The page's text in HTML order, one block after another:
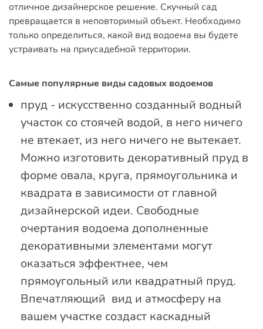
отличное дизайнерское решение. Скучный сад
превращается в неповторимый объект. Необходимо
только определиться, какой вид водоема вы будете
устраивать на приусадебной территории.
Самые популярные виды садовых водоемов
пруд - искусственно созданный водный
участок со стоячей водой, в него ничего
не втекает, из него ничего не вытекает.
Можно изготовить декоративный пруд в
форме овала, круга, прямоугольника и
квадрата в зависимости от главной
дизайнерской идеи. Свободные
очертания водоема дополненные
декоративными элементами могут
оказаться эффектнее, чем
прямоугольный или квадратный пруд.
Впечатляющий вид и атмосферу на
вашем участке создаст каскадный